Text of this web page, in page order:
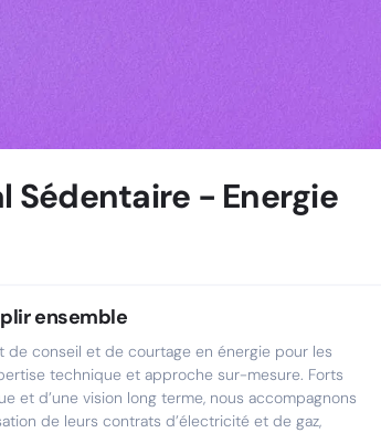
Sédentaire - Energie
ensemble
de conseil et de courtage en énergie pour les
technique et approche sur-mesure. Forts
et d’une vision long terme, nous accompagnons
de leurs contrats d’électricité et de gaz,